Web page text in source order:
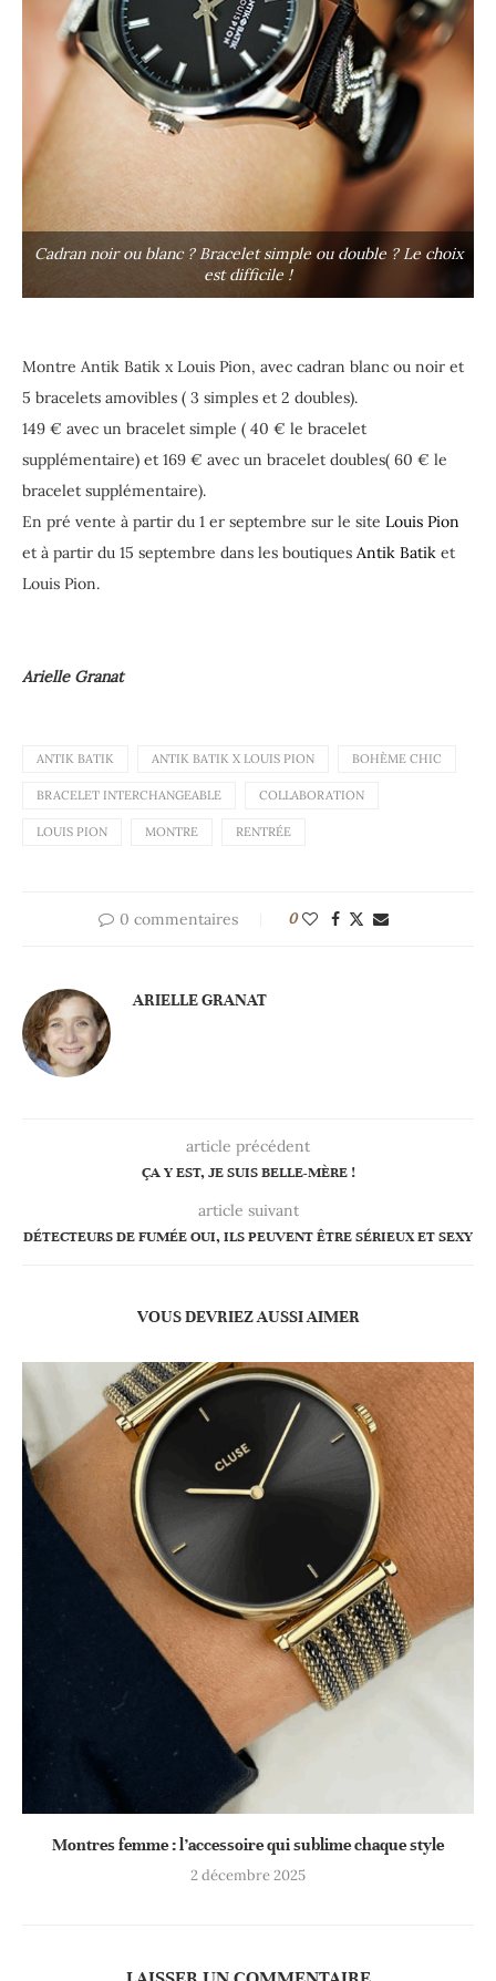
Cadran noir ou blanc ? Bracelet simple ou double ? Le choix
est difficile !
Montre Antik Batik x Louis Pion, avec cadran blanc ou noir et
5 bracelets amovibles ( 3 simples et 2 doubles).
149 € avec un bracelet simple ( 40 € le bracelet
supplémentaire) et 169 € avec un bracelet doubles( 60 € le
bracelet supplémentaire).
En pré vente à partir du 1 er septembre sur le site Louis Pion
et à partir du 15 septembre dans les boutiques Antik Batik et
Louis Pion.
Arielle Granat
ANTIK BATIK ANTIK BATIK X LOUIS PION BOHÈME CHIC
BRACELET INTERCHANGEABLE COLLABORATION
LOUIS PION MONTRE RENTRÉE
0 commentaires 0
ARIELLE GRANAT
article précédent
ÇA Y EST, JE SUIS BELLE-MÈRE !
article suivant
DÉTECTEURS DE FUMÉE OUI, ILS PEUVENT ÊTRE SÉRIEUX ET SEXY
VOUS DEVRIEZ AUSSI AIMER
Montres femme : l’accessoire qui sublime chaque style
2 décembre 2025